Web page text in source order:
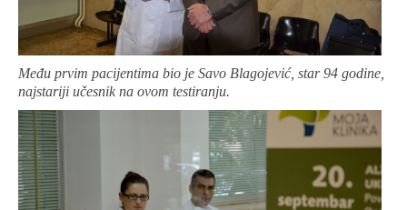
Među prvim pacijentima bio je Savo Blagojević, star 94 godine,
najstariji učesnik na ovom testiranju.